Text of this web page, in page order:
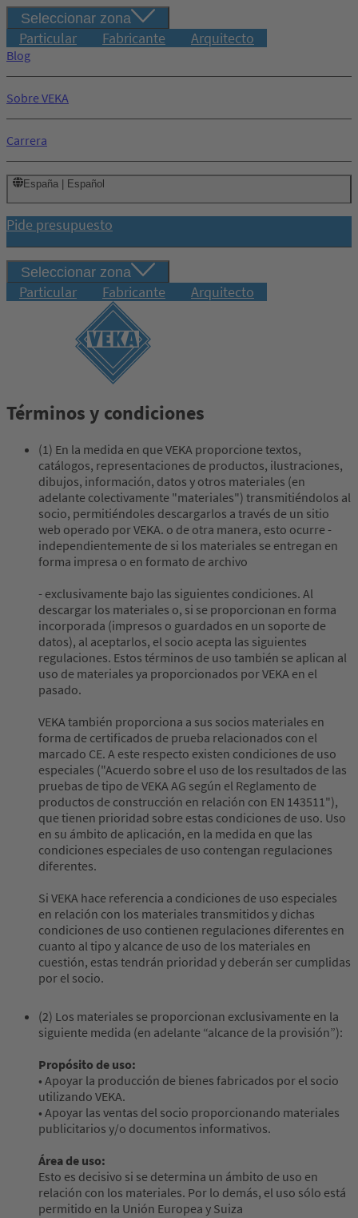
Seleccionar zona
Particular Fabricante Arquitecto
Blog
Sobre VEKA
Carrera
España | Español
Pide presupuesto
Seleccionar zona
Particular Fabricante Arquitecto
Términos y condiciones
(1) En la medida en que VEKA proporcione textos,
catálogos, representaciones de productos, ilustraciones,
dibujos, información, datos y otros materiales (en
adelante colectivamente "materiales") transmitiéndolos al
socio, permitiéndoles descargarlos a través de un sitio
web operado por VEKA. o de otra manera, esto ocurre ­
independientemente de si los materiales se entregan en
forma impresa o en formato de archivo
- exclusivamente bajo las siguientes condiciones. Al
descargar los materiales o, si se proporcionan en forma
incorporada (impresos o guardados en un soporte de
datos), al aceptarlos, el socio acepta las siguientes
regulaciones. Estos términos de uso también se aplican al
uso de materiales ya proporcionados por VEKA en el
pasado.
VEKA también proporciona a sus socios materiales en
forma de certificados de prueba relacionados con el
marcado CE. A este respecto existen condiciones de uso
especiales ("Acuerdo sobre el uso de los resultados de las
pruebas de tipo de VEKA AG según el Reglamento de
productos de construcción en relación con EN 14351­1"),
que tienen prioridad sobre estas condiciones de uso. Uso
en su ámbito de aplicación, en la medida en que las
condiciones especiales de uso contengan regulaciones
diferentes.
Si VEKA hace referencia a condiciones de uso especiales
en relación con los materiales transmitidos y dichas
condiciones de uso contienen regulaciones diferentes en
cuanto al tipo y alcance de uso de los materiales en
cuestión, estas tendrán prioridad y deberán ser cumplidas
por el socio.
(2) Los materiales se proporcionan exclusivamente en la
siguiente medida (en adelante “alcance de la provisión”):
Propósito de uso:
• Apoyar la producción de bienes fabricados por el socio
utilizando VEKA.
• Apoyar las ventas del socio proporcionando materiales
publicitarios y/o documentos informativos.
Área de uso:
Esto es decisivo si se determina un ámbito de uso en
relación con los materiales. Por lo demás, el uso sólo está
permitido en la Unión Europea y Suiza